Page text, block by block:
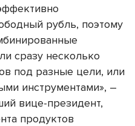
рубль, поэтому
сразу несколько
под разные цели, или
инструментами», –
вице-президент,
продуктов